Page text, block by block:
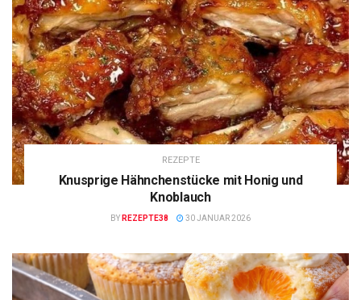
REZEPTE
Knusprige Hähnchenstücke mit Honig und
Knoblauch
BY REZEPTE38 30 JANUAR 2026